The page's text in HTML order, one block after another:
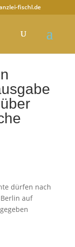
fischl.de
dürfen nach
auf